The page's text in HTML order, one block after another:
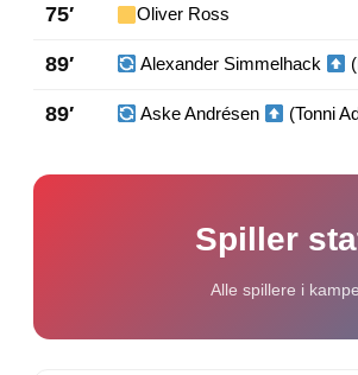
75′ Oliver Ross
89′ Alexander Simmelhack
89′ Aske Andrésen (Tonni
Spiller
Alle spillere i